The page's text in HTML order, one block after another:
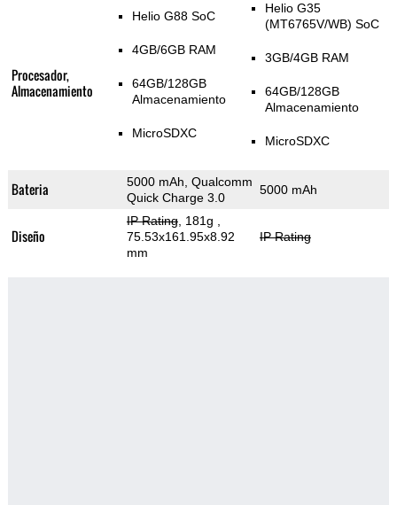
Procesador,
Almacenamiento
Helio G88 SoC
4GB/6GB RAM
64GB/128GB
Almacenamiento
MicroSDXC
Helio G35
(MT6765V/WB) SoC
3GB/4GB RAM
64GB/128GB
Almacenamiento
MicroSDXC
Bateria
5000 mAh, Qualcomm
Quick Charge 3.0
5000 mAh
Diseño
IP Rating, 181g
75.53x161.95x8.92
mm
IP Rating